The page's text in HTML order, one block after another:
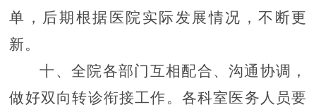
单，后期根据医院实际发展情况，不断更
新。
十、全院各部门互相配合、沟通协调，
做好双向转诊衔接工作。各科室医务人员要